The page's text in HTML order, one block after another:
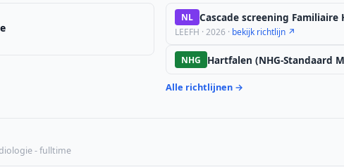
NL Cascade screening
LEEFH · 2026 · bekijk richtlijn ↗
NHG Hartfalen (NHG-Standaard
Alle richtlijnen →
- fulltime